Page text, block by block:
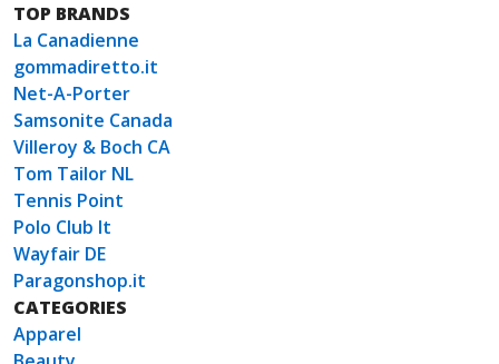
TOP BRANDS
La Canadienne
gommadiretto.it
Net-A-Porter
Samsonite Canada
Villeroy & Boch CA
Tom Tailor NL
Tennis Point
Polo Club It
Wayfair DE
Paragonshop.it
CATEGORIES
Apparel